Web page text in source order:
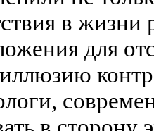
в
для
иллюзию